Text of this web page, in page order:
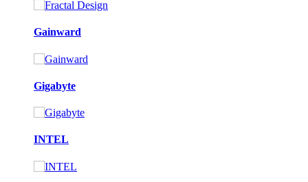
Gainward
Gigabyte
INTEL